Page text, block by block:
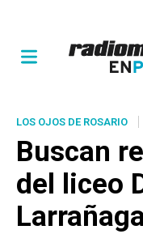
LOS OJOS DE ROSARIO
Buscan
del liceo